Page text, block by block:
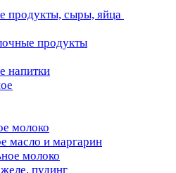
продукты, сыры, яйца
продукты
напитки
молоко
масло и маргарин
молоко
пудинг